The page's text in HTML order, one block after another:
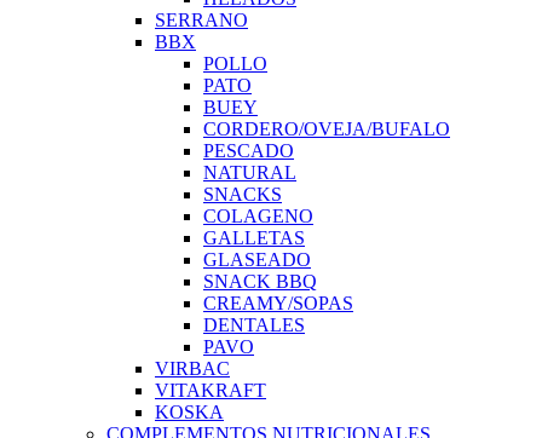
SERRANO
BBX
POLLO
PATO
BUEY
CORDERO/OVEJA/BUFALO
PESCADO
NATURAL
SNACKS
COLAGENO
GALLETAS
GLASEADO
SNACK BBQ
CREAMY/SOPAS
DENTALES
PAVO
VIRBAC
VITAKRAFT
KOSKA
COMPLEMENTOS NUTRICIONALES